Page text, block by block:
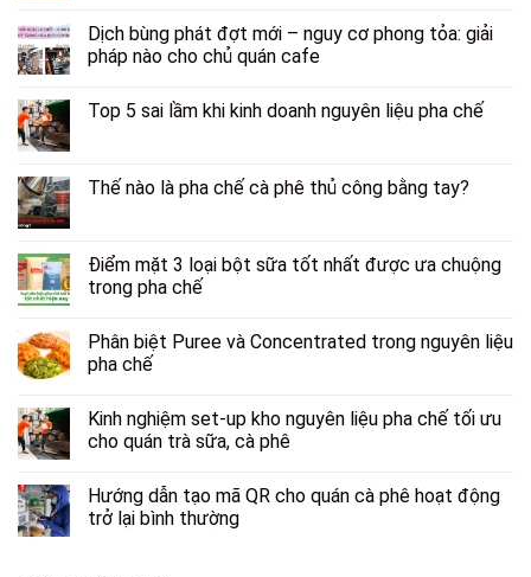
Dịch bùng phát đợt mới – nguy cơ phong tỏa: giải
pháp nào cho chủ quán cafe
Top 5 sai lầm khi kinh doanh nguyên liệu pha chế
Thế nào là pha chế cà phê thủ công bằng tay?
Điểm mặt 3 loại bột sữa tốt nhất được ưa chuộng
trong pha chế
Phân biệt Puree và Concentrated trong nguyên liệu
pha chế
Kinh nghiệm set-up kho nguyên liệu pha chế tối ưu
cho quán trà sữa, cà phê
Hướng dẫn tạo mã QR cho quán cà phê hoạt động
trở lại bình thường